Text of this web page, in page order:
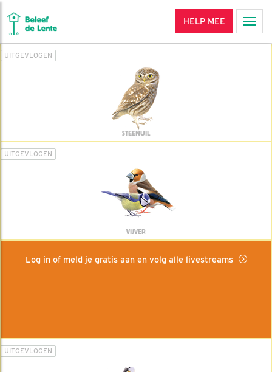
HELP MEE
UITGEVLOGEN
STEENUIL
UITGEVLOGEN
VIJVER
Log in of meld je gratis aan en volg alle livestreams
UITGEVLOGEN